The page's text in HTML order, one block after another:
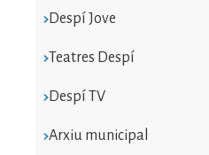
Despí Jove
Teatres Despí
Despí TV
Arxiu municipal